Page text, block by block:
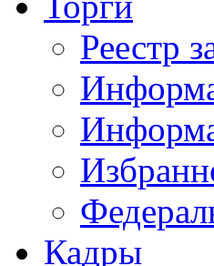
Реестр
Кадры